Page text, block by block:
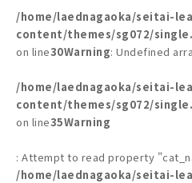
/home/laednagaoka/seitai-
content/themes/sg072/
on line30Warning: Undefined
/home/laednagaoka/seitai-
content/themes/sg072/
on line35Warning
: Attempt to read property
/home/laednagaoka/seitai-